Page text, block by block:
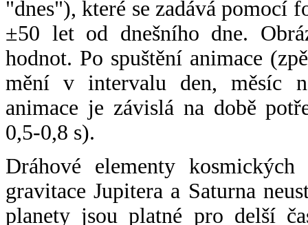
"dnes"), které se zadává pomocí
±50 let od dnešního dne.
hodnot. Po spuštění animace
mění v intervalu den, měsíc
animace je závislá na době
0,5-0,8 s).
Dráhové elementy
gravitace Jupitera a Saturna
planety jsou platné pro delší